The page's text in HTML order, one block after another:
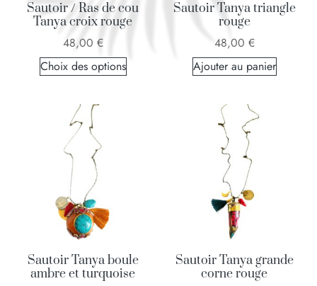
Sautoir / Ras de cou
Tanya croix rouge
48,00 €
Choix des options
Sautoir Tanya triangle
rouge
48,00 €
Ajouter au panier
Sautoir Tanya boule
ambre et turquoise
Sautoir Tanya grande
corne rouge